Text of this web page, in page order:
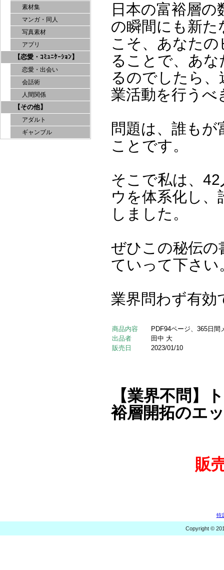
素材集
マンガ・同人
写真素材
アプリ
【恋愛・ｺﾐｭﾆｹｰｼｮﾝ】
恋愛・出会い
会話術
人間関係
【その他】
アダルト
ギャンブル
日本の富裕層
の瞬間にも新た
こそ、あなた
ることで、あ
るのでしたら
業活動を行うべ
問題は、誰も
ことです。
そこで私は、
ウを体系化し
しました。
ぜひこの秘伝の
ていって下さい
業界問わず有効
商品内容
PDF94ページ、365日間
出品者
田中 大
販売日
2023/01/10
【業界不問】
裕層開拓のエ
販
特
Copyright ©